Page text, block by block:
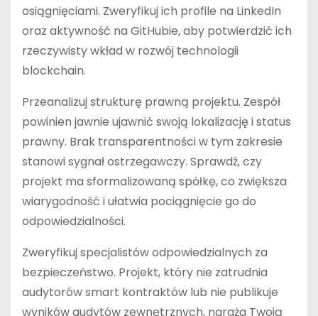
osiągnięciami. Zweryfikuj ich profile na LinkedIn
oraz aktywność na GitHubie, aby potwierdzić ich
rzeczywisty wkład w rozwój technologii
blockchain.
Przeanalizuj strukturę prawną projektu. Zespół
powinien jawnie ujawnić swoją lokalizację i status
prawny. Brak transparentności w tym zakresie
stanowi sygnał ostrzegawczy. Sprawdź, czy
projekt ma sformalizowaną spółkę, co zwiększa
wiarygodność i ułatwia pociągnięcie go do
odpowiedzialności.
Zweryfikuj specjalistów odpowiedzialnych za
bezpieczeństwo. Projekt, który nie zatrudnia
audytorów smart kontraktów lub nie publikuje
wyników audytów zewnętrznych, naraża Twoją